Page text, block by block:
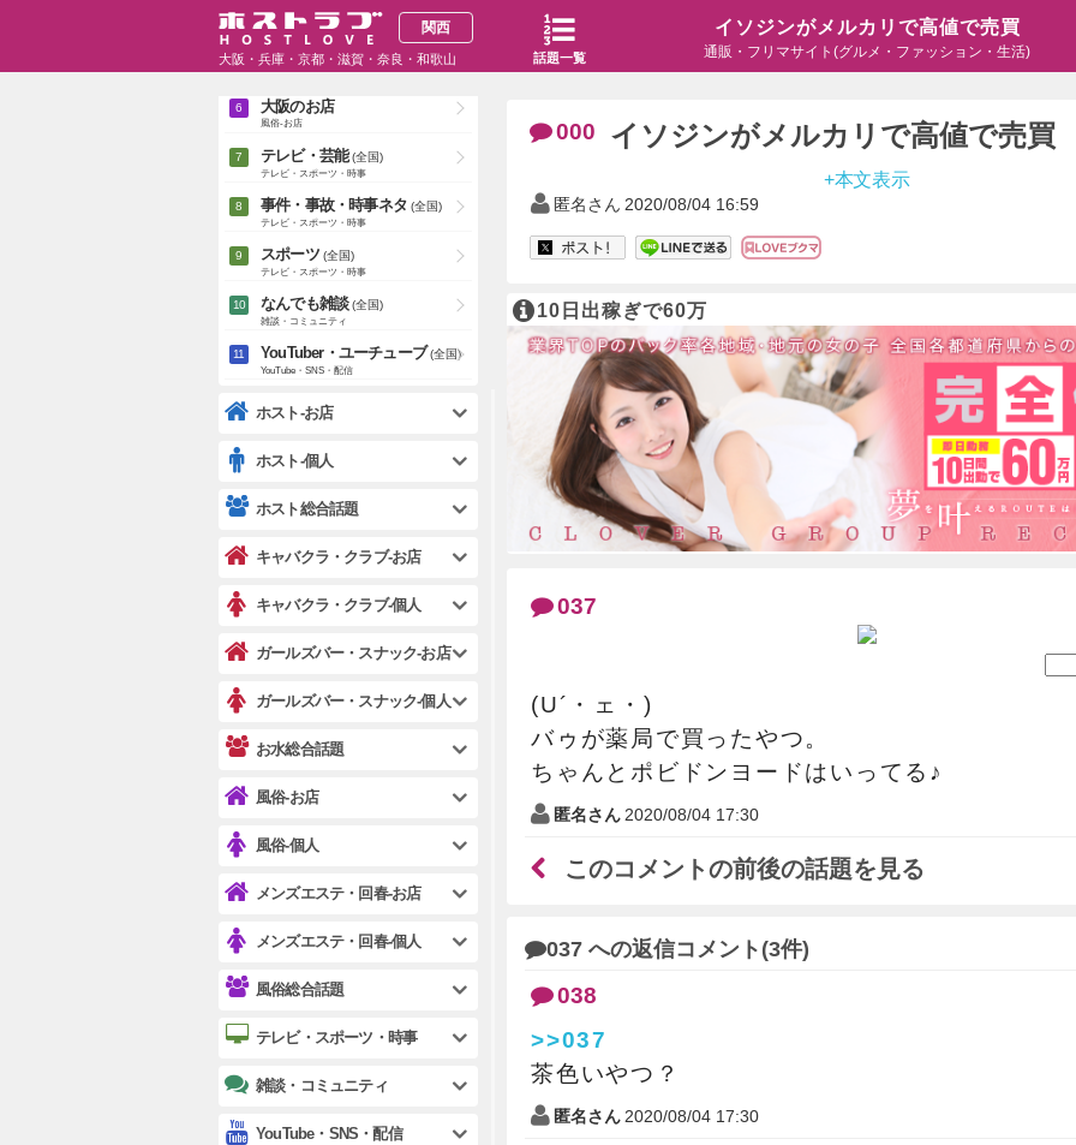
イソジンがメルカリで高値で売買
通販・フリマサイト(グルメ・ファッション・生活)
話題一覧
関西
大阪・兵庫・京都・滋賀・奈良・和歌山
000 イソジンがメルカリで高値で売買
+本文表示
匿名さん 2020/08/04 16:59
10日出稼ぎで60万
037
(U´・ェ・)
バゥが薬局で買ったやつ。
ちゃんとポビドンヨードはいってる♪
匿名さん 2020/08/04 17:30
このコメントの前後の話題を見る
037 への返信コメント(3件)
038
>>037
茶色いやつ？
匿名さん 2020/08/04 17:30
大阪のお店
キャバクラ・クラブ-お店
大阪の個人
キャバクラ・クラブ-個人
大阪のお店
風俗-お店
テレビ・芸能 (全国)
テレビ・スポーツ・時事
事件・事故・時事ネタ (全国)
テレビ・スポーツ・時事
スポーツ (全国)
テレビ・スポーツ・時事
なんでも雑談 (全国)
雑談・コミュニティ
YouTuber・ユーチューブ (全国)
YouTube・SNS・配信
ホスト-お店
ホスト-個人
ホスト総合話題
キャバクラ・クラブ-お店
キャバクラ・クラブ-個人
ガールズバー・スナック-お店
ガールズバー・スナック-個人
お水総合話題
風俗-お店
風俗-個人
メンズエステ・回春-お店
メンズエステ・回春-個人
風俗総合話題
テレビ・スポーツ・時事
雑談・コミュニティ
YouTube・SNS・配信